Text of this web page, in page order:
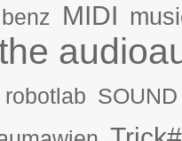
MIDI
robotlab SOUND